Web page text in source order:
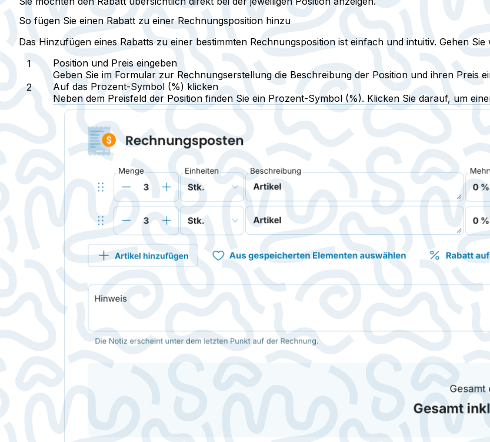
So fügen Sie einen Rabatt zu einer Rechnungsposition hinzu
Das Hinzufügen eines Rabatts zu einer bestimmten Rechnungsposition ist einfach und intuitiv. Gehen
Position und Preis eingeben
Geben Sie im Formular zur Rechnungserstellung die Beschreibung der Position und ihren Preis
Auf das Prozent-Symbol (%) klicken
Neben dem Preisfeld der Position finden Sie ein Prozent-Symbol (%). Klicken Sie darauf, um